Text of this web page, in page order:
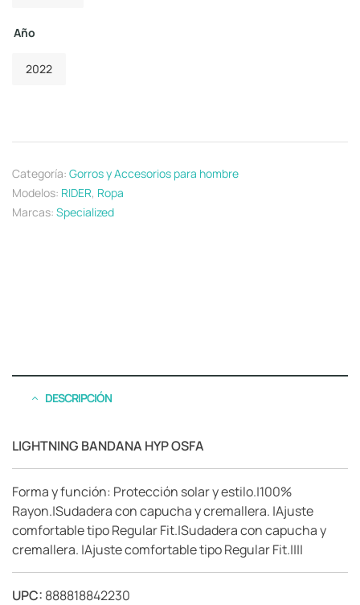
Año
2022
Categoría: Gorros y Accesorios para hombre
Modelos: RIDER, Ropa
Marcas: Specialized
DESCRIPCIÓN
LIGHTNING BANDANA HYP OSFA
Forma y función: Protección solar y estilo.|100%
Rayon.|Sudadera con capucha y cremallera. |Ajuste
comfortable tipo Regular Fit.|Sudadera con capucha y
cremallera. |Ajuste comfortable tipo Regular Fit.||||
UPC: 888818842230